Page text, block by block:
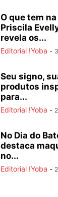
O que tem
Priscila
revela os...
Editorial !Yoba -
Seu signo,
produtos
para...
Editorial !Yoba -
No Dia do
destaca
no...
Editorial !Yoba -